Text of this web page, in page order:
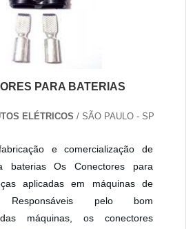
PARA BATERIAS
ELÉTRICOS / SÃO PAULO - SP
e comercialização de
baterias Os Conectores para
aplicadas em máquinas de
Responsáveis pelo bom
máquinas, os conectores